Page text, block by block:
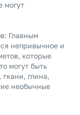
могут
Главным
непривычное и
которые
могут быть
глина,
необычные